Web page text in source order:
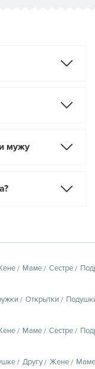
мужу
Маме Сестре
Открытки
Маме Сестре
Другу Жене Маме